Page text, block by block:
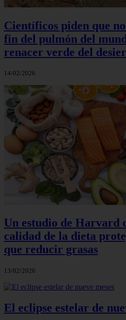
Científicos piden que
fin del pulmón del
renacer verde del
14/02/2026
Un estudio de Harvard
calidad de la dieta
que reducir grasas
13/02/2026
El eclipse estelar de